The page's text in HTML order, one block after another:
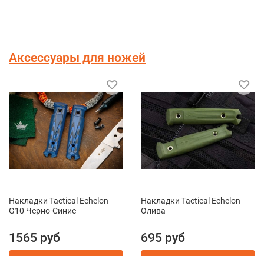
Аксессуары для ножей
Накладки Tactical Echelon
G10 Черно-Синие
1565 руб
Накладки Tactical Echelon
Олива
695 руб